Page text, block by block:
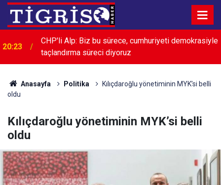
19:51
Sigorta Tahkim Komisyonuna yapılacak başvurular
için "uyuşmazlık" uyarısı
Anasayfa Politika
Kılıçdaroğlu yönetiminin MYK’si belli
oldu
Kılıçdaroğlu yönetiminin MYK’si belli
oldu